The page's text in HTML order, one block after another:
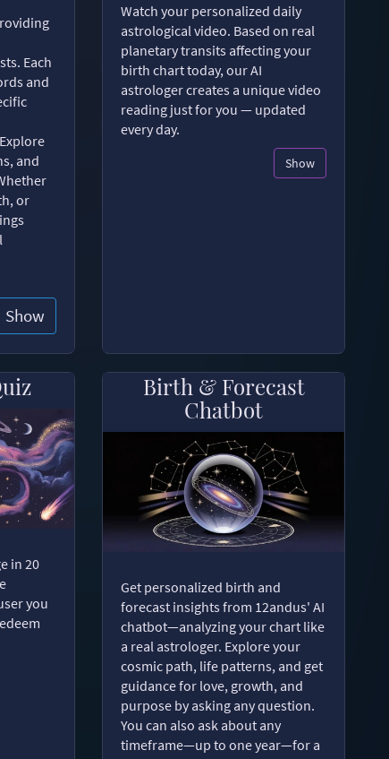
Each
and
and
or
Show
Watch your personalized daily
astrological video. Based on real
planetary transits affecting your
birth chart today, our AI
astrologer creates a unique video
reading just for you — updated
every day.
Show
in 20
you
Birth & Forecast
Chatbot
Get personalized birth and
forecast insights from 12andus' AI
chatbot—analyzing your chart like
a real astrologer. Explore your
cosmic path, life patterns, and get
guidance for love, growth, and
purpose by asking any question.
You can also ask about any
timeframe—up to one year—for a